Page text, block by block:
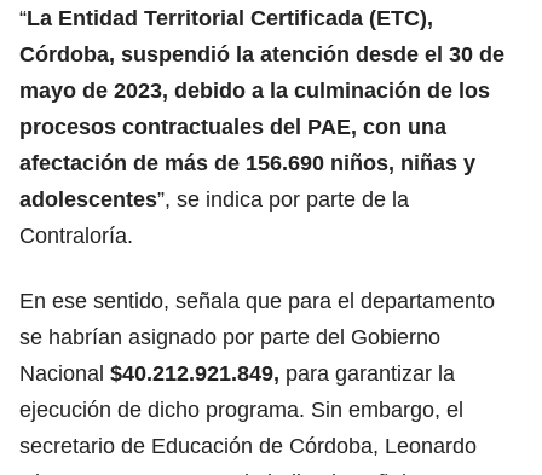
“La Entidad Territorial Certificada (ETC),
Córdoba, suspendió la atención desde el 30 de
mayo de 2023, debido a la culminación de los
procesos contractuales del PAE, con una
afectación de más de 156.690 niños, niñas y
adolescentes”, se indica por parte de la
Contraloría.
En ese sentido, señala que para el departamento
se habrían asignado por parte del Gobierno
Nacional $40.212.921.849, para garantizar la
ejecución de dicho programa. Sin embargo, el
secretario de Educación de Córdoba, Leonardo